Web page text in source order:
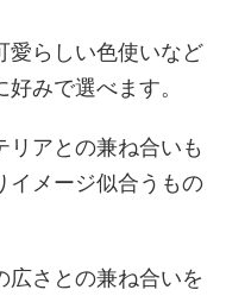
愛らしい色使いなど
みで選べます。
アとの兼ね合いも
イメージ似合うもの
広さとの兼ね合いを